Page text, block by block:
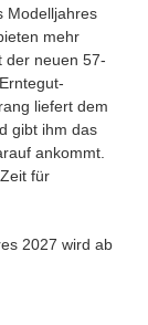
Modelljahres
mehr
der neuen 57-
liefert dem
gibt ihm das
ankommt.
für
2027 wird ab